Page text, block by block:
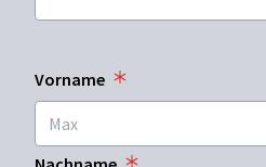
Vorname